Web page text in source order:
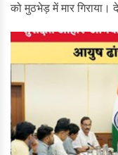
को मुठभेड़ में मार गिराया।
लिए अस्पताल ले जाया